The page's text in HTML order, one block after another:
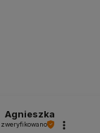
Agnieszka
zweryfikowano